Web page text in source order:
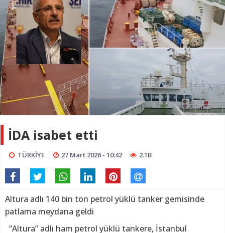
İDA isabet etti
TÜRKİYE 27 Mart 2026 - 10:42 2.1B
Altura adlı 140 bin ton petrol yüklü tanker gemisinde
patlama meydana geldi
“Altura” adlı ham petrol yüklü tankere, İstanbul